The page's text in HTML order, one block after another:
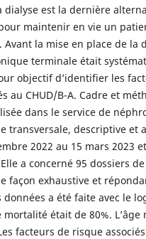
est la dernière
maintenir en vie un
la mise en place de la
terminale était
objectif d’identifier les
au CHUD/B-A. Cadre et
dans le service de
transversale, descriptive et
2022 au 15 mars 2023
a concerné 95 dossiers
façon exhaustive et
données a été faite avec le
était de 80%. L’âge
facteurs de risque